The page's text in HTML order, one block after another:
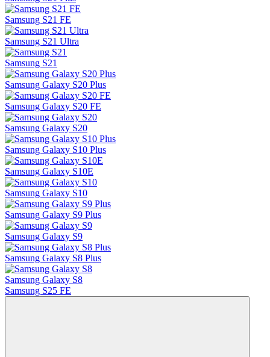
Samsung S21 FE
Samsung S21 Ultra
Samsung S21
Samsung Galaxy S20 Plus
Samsung Galaxy S20 FE
Samsung Galaxy S20
Samsung Galaxy S10 Plus
Samsung Galaxy S10E
Samsung Galaxy S10
Samsung Galaxy S9 Plus
Samsung Galaxy S9
Samsung Galaxy S8 Plus
Samsung Galaxy S8
Samsung S25 FE